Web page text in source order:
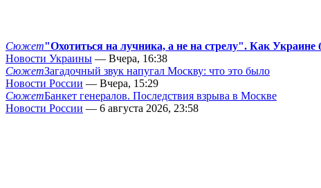
Сюжет"Охотиться на лучника, а не на стрелу". Как Украине
Новости Украины — Вчера, 16:38
СюжетЗагадочный звук напугал Москву: что это было
Новости России — Вчера, 15:29
СюжетБанкет генералов. Последствия взрыва в Москве
Новости России — 6 августа 2026, 23:58